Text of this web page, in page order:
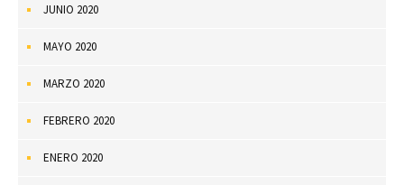
JUNIO 2020
MAYO 2020
MARZO 2020
FEBRERO 2020
ENERO 2020